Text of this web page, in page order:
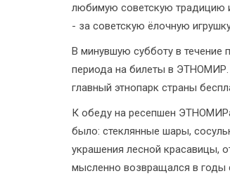
любимую советскую традицию
- за советскую ёлочную
В минувшую субботу в течение
периода на билеты в
главный этнопарк страны
К обеду на ресепшен
было: стеклянные шары,
украшения лесной красавицы,
мысленно возвращался в годы